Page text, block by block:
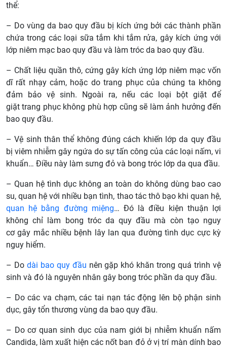
thể:
– Do vùng da bao quy đầu bị kích ứng bởi các thành phần
chứa trong các loại sữa tắm khi tắm rửa, gây kích ứng với
lớp niêm mạc bao quy đầu và làm tróc da bao quy đầu.
– Chất liệu quần thô, cứng gây kích ứng lớp niêm mạc vốn
dĩ rất nhạy cảm, hoặc do trang phục của chúng ta không
đảm bảo vệ sinh. Ngoài ra, nếu các loại bột giặt để
giặt trang phục không phù hợp cũng sẽ làm ảnh hưởng đến
bao quy đầu.
– Vệ sinh thân thể không đúng cách khiến lớp da quy đầu
bị viêm nhiễm gây ngứa do sự tấn công của các loại nấm, vi
khuẩn… Điều này làm sưng đỏ và bong tróc lớp da qua đầu.
– Quan hệ tình dục không an toàn do không dùng bao cao
su, quan hệ với nhiều bạn tình, thao tác thô bạo khi quan hệ,
quan hệ bằng đường miệng… Đó là điều kiện thuận lợi
không chỉ làm bong tróc da quy đầu mà còn tạo nguy
cơ gây mắc nhiều bệnh lây lan qua đường tình dục cực kỳ
nguy hiểm.
– Do dài bao quy đầu nên gặp khó khăn trong quá trình vệ
sinh và đó là nguyên nhân gây bong tróc phần da quy đầu.
– Do các va chạm, các tai nạn tác động lên bộ phận sinh
dục, gây tổn thương vùng da bao quy đầu.
– Do cơ quan sinh dục của nam giới bị nhiễm khuẩn nấm
Candida, làm xuất hiện các nốt ban đỏ ở vị trí màn dính bao